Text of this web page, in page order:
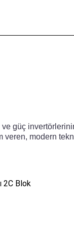
güç
veren, modern
2C Blok